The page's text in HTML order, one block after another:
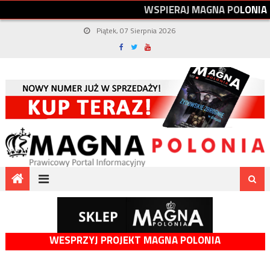
WSPIERAJMAGNAPOLONIA
Piątek, 07 Sierpnia 2026
WESPRZYJ PROJEKT MAGNA POLONIA